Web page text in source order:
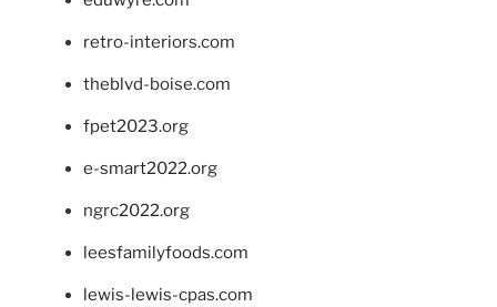
retro-interiors.com
theblvd-boise.com
fpet2023.org
e-smart2022.org
ngrc2022.org
leesfamilyfoods.com
lewis-lewis-cpas.com